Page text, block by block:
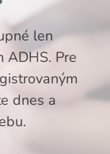
len
ADHS. Pre
dnes a